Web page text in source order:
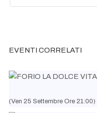
EVENTI CORRELATI
(Ven 25 Settembre Ore 21:00)